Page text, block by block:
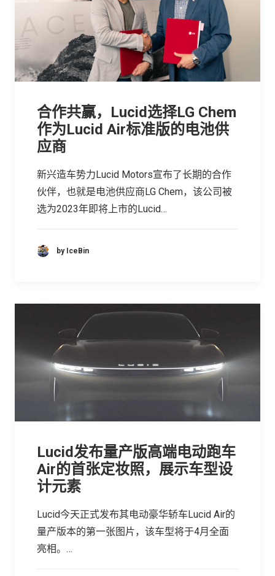
合作共赢，Lucid选择LG Chem
作为Lucid Air标准版的电池供
应商
新兴造车势力Lucid Motors宣布了长期的合作
伙伴，也就是电池供应商LG Chem，该公司被
选为2023年即将上市的Lucid…
by IceBin
Lucid发布量产版高端电动跑车
Air的首张定妆照，展示车型设
计元素
Lucid今天正式发布其电动豪华轿车Lucid Air的
量产版本的第一张图片，该车型将于4月全面
亮相。…